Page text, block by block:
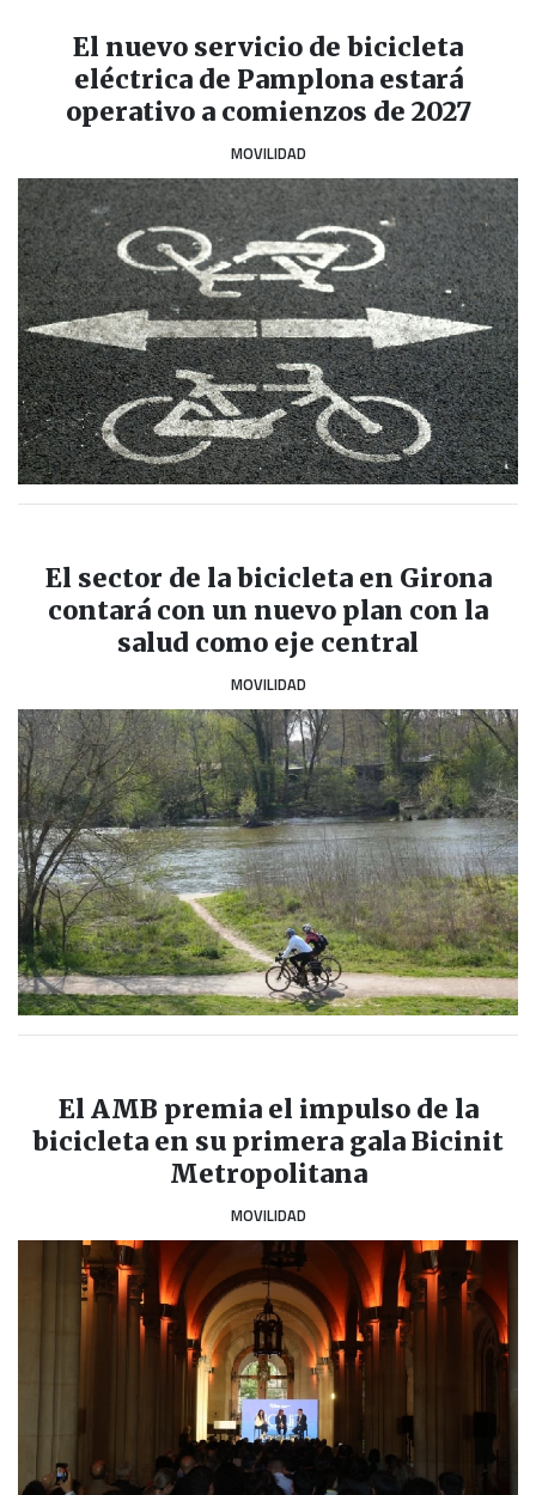
El nuevo servicio de bicicleta
eléctrica de Pamplona estará
operativo a comienzos de 2027
MOVILIDAD
El sector de la bicicleta en Girona
contará con un nuevo plan con la
salud como eje central
MOVILIDAD
El AMB premia el impulso de la
bicicleta en su primera gala Bicinit
Metropolitana
MOVILIDAD